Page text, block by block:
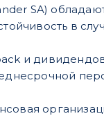
SA)
в
и